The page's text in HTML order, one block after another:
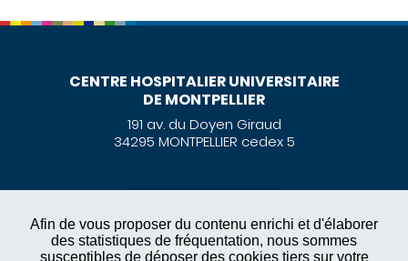
Afin de vous proposer du contenu enrichi et d'élaborer
des statistiques de fréquentation, nous sommes
susceptibles de déposer des cookies tiers sur votre
CENTRE HOSPITALIER UNIVERSITAIRE
DE MONTPELLIER
191 av. du Doyen Giraud
34295 MONTPELLIER cedex 5
MENTIONS LÉGALES